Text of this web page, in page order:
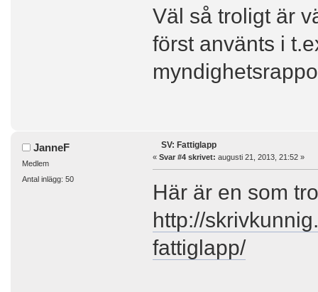
Väl så troligt är
först använts i
JanneF
Medlem
Antal inlägg: 50
SV: Fattiglapp
« Svar #4 skrivet: augusti 21, 2013, 21:52 »
Här är en som
http://
fattiglapp/